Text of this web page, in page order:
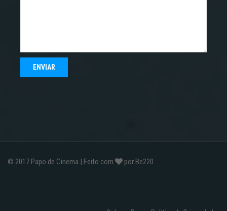
© 2017 Papo de Cinema | Feito com por Be220